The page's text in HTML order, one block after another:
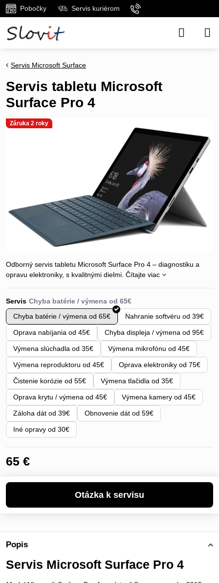
Pobočky Servis kuriérom
Záruka 2 roky
Servis Microsoft Surface
Servis tabletu Microsoft
Surface Pro 4
Odborný servis tabletu Microsoft Surface Pro 4 – diagnostiku a
opravu elektroniky, s kvalitnými dielmi. Čítajte viac
Servis
Chyba batérie / výmena od 65€
Nahranie softvéru od 39€
Oprava nabíjania od 45€ Chyba displeja / výmena od 95€
Výmena slúchadla od 35€ Výmena mikrofónu od 45€
Výmena reproduktoru od 45€ Oprava elektroniky od 75€
Čistenie korózie od 55€ Výmena tlačidla od 35€
Oprava krytu / výmena od 45€ Výmena kamery od 45€
Záloha dát od 39€ Obnovenie dát od 59€
Iné opravy od 30€
65 €
Popis
Servis Microsoft Surface Pro 4